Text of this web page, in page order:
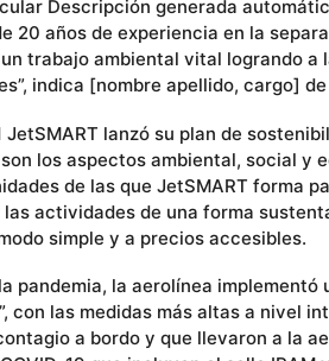
20 años de experiencia en la
trabajo ambiental vital logrando a
indica [nombre apellido, cargo]
JetSMART lanzó su plan de
los aspectos ambiental, social y
de las que JetSMART forma
actividades de una forma
simple y a precios accesibles.
pandemia, la aerolínea
con las medidas más altas a nivel
a bordo y que llevaron a la